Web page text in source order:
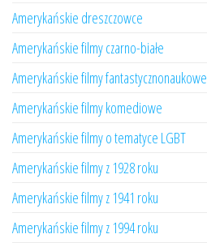
Amerykańskie dreszczowce
Amerykańskie filmy czarno-białe
Amerykańskie filmy fantastycznonaukowe
Amerykańskie filmy komediowe
Amerykańskie filmy o tematyce LGBT
Amerykańskie filmy z 1928 roku
Amerykańskie filmy z 1941 roku
Amerykańskie filmy z 1994 roku